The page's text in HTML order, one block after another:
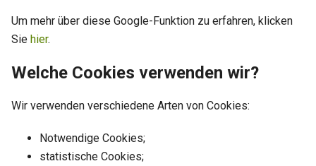
Um mehr über diese Google-Funktion zu erfahren, klicken
Sie hier.
Welche Cookies verwenden wir?
Wir verwenden verschiedene Arten von Cookies:
Notwendige Cookies;
statistische Cookies;